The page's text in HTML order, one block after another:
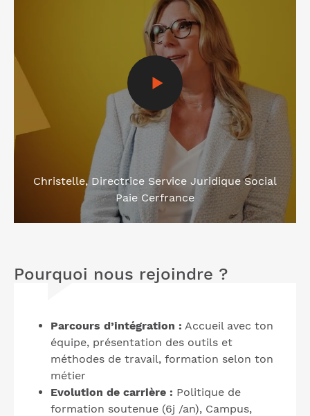
Christelle, Directrice Service Juridique Social
Paie Cerfrance
Pourquoi nous rejoindre ?
Parcours d’intégration : Accueil avec ton
équipe, présentation des outils et
méthodes de travail, formation selon ton
métier
Evolution de carrière : Politique de
formation soutenue (6j /an), Campus,